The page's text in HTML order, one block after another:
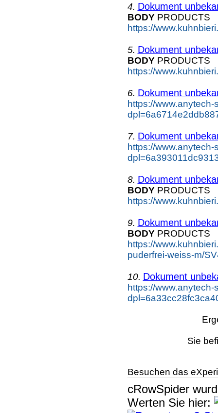
4. Dokument
BODYPRODUCTS
https://
5. Dokument
BODYPRODUCTS
https://
6. Dokument
https://
7. Dokument
https://
8. Dokument
BODYPRODUCTS
https://
9. Dokument
BODYPRODUCTS
https://
puderfrei-weiss-m/
10. Dokument
https://
Sie
Besuchen das
cRowSpider
Werten Sie hier: